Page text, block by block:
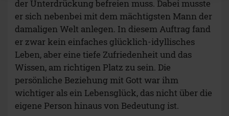
der Unterdrückung befreien muss. Dabei musste
er sich nebenbei mit dem mächtigsten Mann der
damaligen Welt anlegen. In diesem Auftrag fand
er zwar kein einfaches glücklich-idyllisches
Leben, aber eine tiefe Zufriedenheit und das
Wissen, am richtigen Platz zu sein. Die
persönliche Beziehung mit Gott war ihm
wichtiger als ein Lebensglück, das nicht über die
eigene Person hinaus von Bedeutung ist.